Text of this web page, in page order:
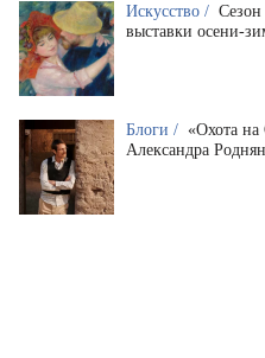
Искусство / Сезон
выставки осени-
Блоги / «Охота на
Александра